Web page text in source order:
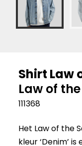
Shirt Law
Law of the
111368
Het Law of the
kleur ‘Denim’